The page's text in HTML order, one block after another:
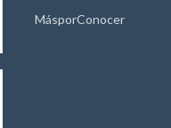
MásporConocer